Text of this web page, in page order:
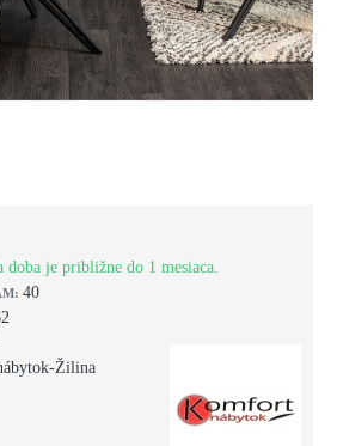
doba je približne do 1 mesiaca.
40
Žilina